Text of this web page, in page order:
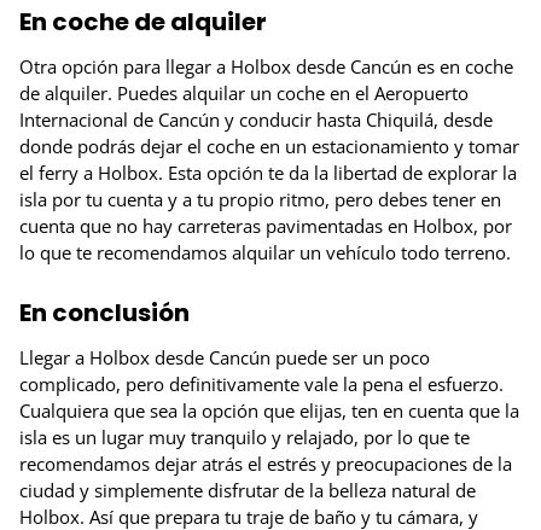
En coche de alquiler
Otra opción para llegar a Holbox desde Cancún es en coche
de alquiler. Puedes alquilar un coche en el Aeropuerto
Internacional de Cancún y conducir hasta Chiquilá, desde
donde podrás dejar el coche en un estacionamiento y tomar
el ferry a Holbox. Esta opción te da la libertad de explorar la
isla por tu cuenta y a tu propio ritmo, pero debes tener en
cuenta que no hay carreteras pavimentadas en Holbox, por
lo que te recomendamos alquilar un vehículo todo terreno.
En conclusión
Llegar a Holbox desde Cancún puede ser un poco
complicado, pero definitivamente vale la pena el esfuerzo.
Cualquiera que sea la opción que elijas, ten en cuenta que la
isla es un lugar muy tranquilo y relajado, por lo que te
recomendamos dejar atrás el estrés y preocupaciones de la
ciudad y simplemente disfrutar de la belleza natural de
Holbox. Así que prepara tu traje de baño y tu cámara, y